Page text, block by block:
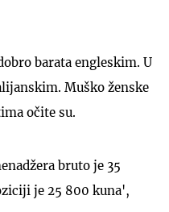
barata engleskim. U
Muško ženske
očite su.
bruto je 35
je 25 800 kuna',